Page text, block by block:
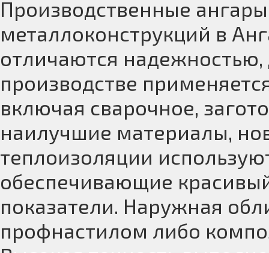
Производственные
металлоконструкций в
отличаются
производстве
включая сварочное,
наилучшие материалы,
теплоизоляции
обеспечивающие
показатели. Наружная
профнастилом либо